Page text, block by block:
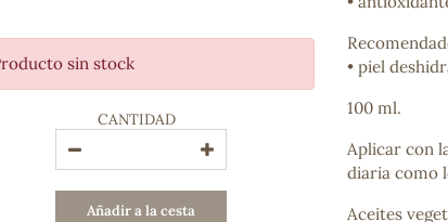
COSMÉTICA E HIGIENE PERSONAL
Cremas, lociones y aceites corporales
Hombre
Higiene personal
Labiales
Aceites esenciales y aromaterapia
Aceites vegetales
sin stock
CANTIDAD
Añadir a la cesta
• piel
100 ml.
Aplicar con
diaria como
Aceites